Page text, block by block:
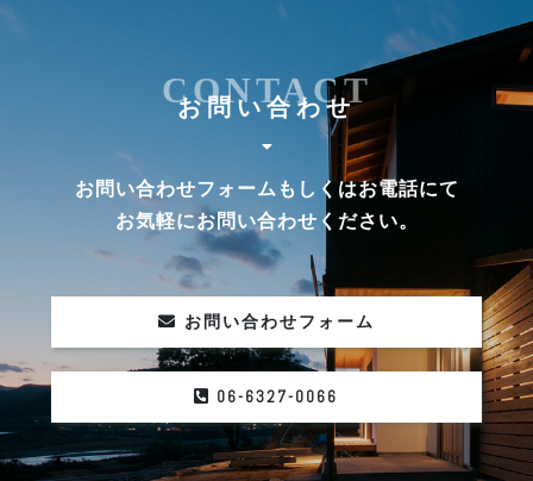
お問い合わせ
CONTACT
お問い合わせフォームもしくはお電話にて
お気軽にお問い合わせください。
お問い合わせフォーム
06-6327-0066